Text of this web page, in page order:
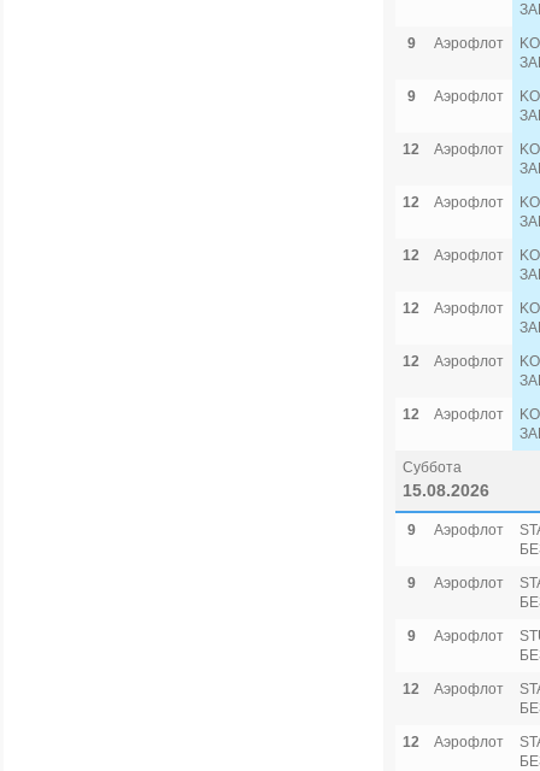
9
Аэрофлот
9
Аэрофлот
12
Аэрофлот
12
Аэрофлот
12
Аэрофлот
12
Аэрофлот
12
Аэрофлот
12
Аэрофлот
Суббота
15.08.2026
9 Аэрофлот
9
Аэрофлот
9
Аэрофлот
12
Аэрофлот
12
Аэрофлот